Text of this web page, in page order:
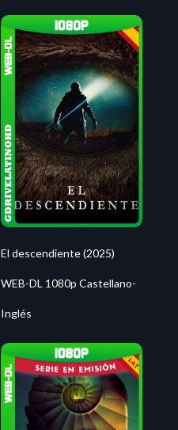
El descendiente (2025)
WEB-DL 1080p Castellano-
Inglés